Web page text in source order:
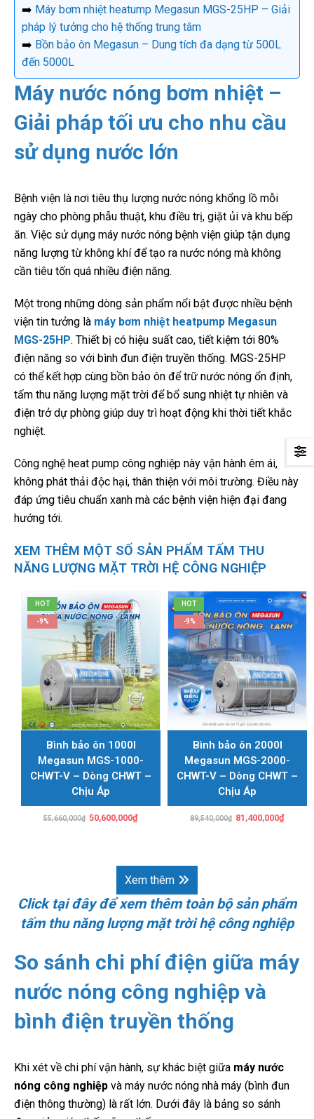
➡️ Máy bơm nhiệt heatump Megasun MGS-25HP – Giải
pháp lý tưởng cho hệ thống trung tâm
➡️ Bồn bảo ôn Megasun – Dung tích đa dạng từ 500L
đến 5000L
Máy nước nóng bơm nhiệt –
Giải pháp tối ưu cho nhu cầu
sử dụng nước lớn
Bệnh viện là nơi tiêu thụ lượng nước nóng khổng lồ mỗi
ngày cho phòng phẫu thuật, khu điều trị, giặt ủi và khu bếp
ăn. Việc sử dụng máy nước nóng bệnh viện giúp tận dụng
năng lượng từ không khí để tạo ra nước nóng mà không
cần tiêu tốn quá nhiều điện năng.
Một trong những dòng sản phẩm nổi bật được nhiều bệnh
viện tin tưởng là máy bơm nhiệt heatpump Megasun
MGS-25HP. Thiết bị có hiệu suất cao, tiết kiệm tới 80%
điện năng so với bình đun điện truyền thống. MGS-25HP
có thể kết hợp cùng bồn bảo ôn để trữ nước nóng ổn định,
tấm thu năng lượng mặt trời để bổ sung nhiệt tự nhiên và
điện trở dự phòng giúp duy trì hoạt động khi thời tiết khắc
nghiệt.
Công nghệ heat pump công nghiệp này vận hành êm ái,
không phát thải độc hại, thân thiện với môi trường. Điều này
đáp ứng tiêu chuẩn xanh mà các bệnh viện hiện đại đang
hướng tới.
XEM THÊM MỘT SỐ SẢN PHẨM TẤM THU
NĂNG LƯỢNG MẶT TRỜI HỆ CÔNG NGHIỆP
HOT
-9%
Bình bảo ôn 1000l
Megasun MGS-1000-
CHWT-V – Dòng CHWT –
Chịu Áp
55,660,000₫ Giá
50,600,000₫Giá
HOT
-9%
Bình bảo ôn 2000l
Megasun MGS-2000-
CHWT-V – Dòng CHWT –
Chịu Áp
89,540,000₫ Giá
81,400,000₫Giá
Xem thêm
Click tại đây để xem thêm toàn bộ sản phẩm
tấm thu năng lượng mặt trời hệ công nghiệp
So sánh chi phí điện giữa máy
nước nóng công nghiệp và
bình điện truyền thống
Khi xét về chi phí vận hành, sự khác biệt giữa máy nước
nóng công nghiệp và máy nước nóng nhà máy (bình đun
điện thông thường) là rất lớn. Dưới đây là bảng so sánh